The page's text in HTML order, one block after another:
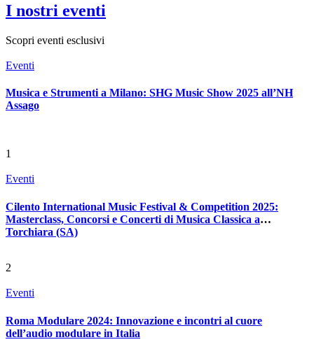
I nostri eventi
Scopri eventi esclusivi
Eventi
Musica e Strumenti a Milano: SHG Music Show 2025 all’NH
Assago
1
Eventi
Cilento International Music Festival & Competition 2025:
Masterclass, Concorsi e Concerti di Musica Classica a
Torchiara (SA)
2
Eventi
Roma Modulare 2024: Innovazione e incontri al cuore
dell’audio modulare in Italia